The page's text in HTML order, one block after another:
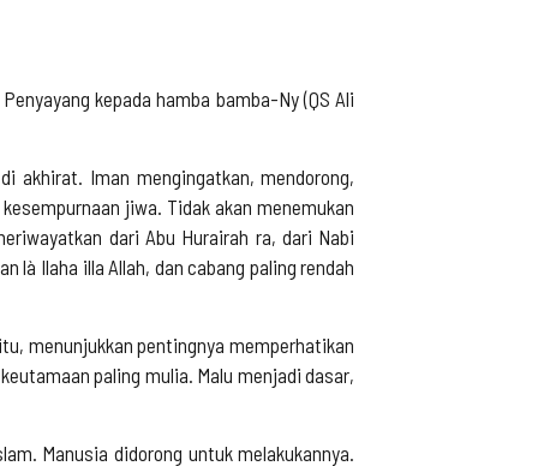
kepada hamba bamba-Ny (QS Ali
akhirat. Iman mengingatkan, mendorong,
jiwa. Tidak akan menemukan
dari Abu Hurairah ra, dari Nabi
là Ilaha illa Allah, dan cabang paling rendah
menunjukkan pentingnya memperhatikan
paling mulia. Malu menjadi dasar,
Manusia didorong untuk melakukannya.